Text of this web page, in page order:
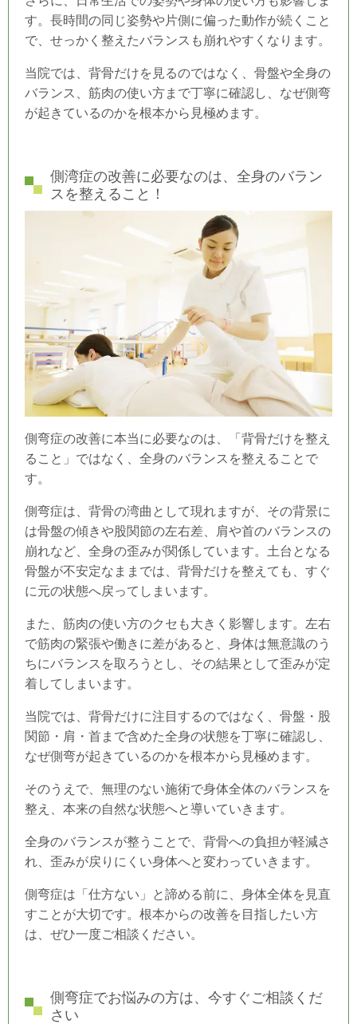
す。長時間の同じ姿勢や片側に偏った動作が続くこと
で、せっかく整えたバランスも崩れやすくなります。
当院では、背骨だけを見るのではなく、骨盤や全身の
バランス、筋肉の使い方まで丁寧に確認し、なぜ側弯
が起きているのかを根本から見極めます。
側湾症の改善に必要なのは、全身のバラン
スを整えること！
側弯症の改善に本当に必要なのは、「背骨だけを整え
ること」ではなく、全身のバランスを整えることで
す。
側弯症は、背骨の湾曲として現れますが、その背景に
は骨盤の傾きや股関節の左右差、肩や首のバランスの
崩れなど、全身の歪みが関係しています。土台となる
骨盤が不安定なままでは、背骨だけを整えても、すぐ
に元の状態へ戻ってしまいます。
また、筋肉の使い方のクセも大きく影響します。左右
で筋肉の緊張や働きに差があると、身体は無意識のう
ちにバランスを取ろうとし、その結果として歪みが定
着してしまいます。
当院では、背骨だけに注目するのではなく、骨盤・股
関節・肩・首まで含めた全身の状態を丁寧に確認し、
なぜ側弯が起きているのかを根本から見極めます。
そのうえで、無理のない施術で身体全体のバランスを
整え、本来の自然な状態へと導いていきます。
全身のバランスが整うことで、背骨への負担が軽減さ
れ、歪みが戻りにくい身体へと変わっていきます。
側弯症は「仕方ない」と諦める前に、身体全体を見直
すことが大切です。根本からの改善を目指したい方
は、ぜひ一度ご相談ください。
側弯症でお悩みの方は、今すぐご相談くだ
さい